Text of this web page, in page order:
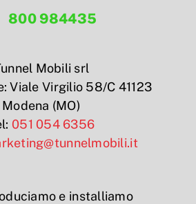
800 984435
Mobili srl
Viale Virgilio 58/C 41123
Modena (MO)
051 054 6356
e installiamo